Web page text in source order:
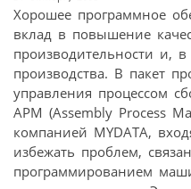
Хорошее программное
вклад в повышение
производительности и,
производства. В пакет
управления процессом
АРМ (Assembly Process
компанией MYDATA,
избежать проблем,
программированием